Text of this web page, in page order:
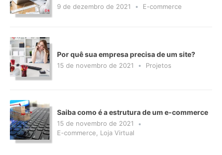
9 de dezembro de 2021 E-commerce
Por quê sua empresa precisa de um site?
15 de novembro de 2021 Projetos
Saiba como é a estrutura de um e-commerce
15 de novembro de 2021
E-commerce, Loja Virtual